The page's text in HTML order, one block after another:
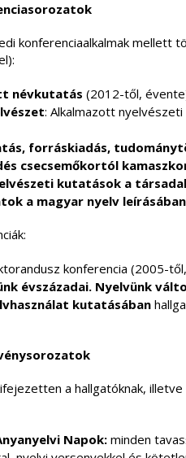
konferenciaalkalmak mellett
névkutatás (2012-től,
: Alkalmazott nyelvészeti
forráskiadás,
csecsemőkortól
kutatások a
a magyar nyelv leírásában
konferencia (2005-
évszázadai. Nyelvünk
kutatásában
a hallgatóknak,
Napok: minden